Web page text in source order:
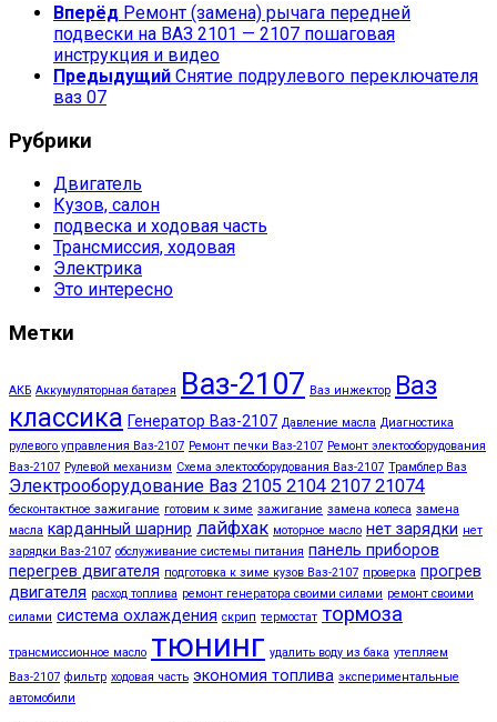
Вперёд Ремонт (замена) рычага передней
подвески на ВАЗ 2101 — 2107 пошаговая
инструкция и видео
Предыдущий Снятие подрулевого переключателя
ваз 07
Рубрики
Двигатель
Кузов, салон
подвеска и ходовая часть
Трансмиссия, ходовая
Электрика
Это интересно
Метки
АКБ Аккумуляторная батарея Ваз-2107 Ваз инжектор Ваз
классика Генератор Ваз-2107 Давление масла Диагностика
рулевого управления Ваз-2107 Ремонт печки Ваз-2107 Ремонт электооборудования
Ваз-2107 Рулевой механизм Схема электооборудования Ваз-2107 Трамблер Ваз
Электрооборудование Ваз 2105 2104 2107 21074
бесконтактное зажигание готовим к зиме зажигание замена колеса замена
масла карданный шарнир лайфхак моторное масло нет зарядки нет
зарядки Ваз-2107 обслуживание системы питания панель приборов
перегрев двигателя подготовка к зиме кузов Ваз-2107 проверка прогрев
двигателя расход топлива ремонт генератора своими силами ремонт своими
силами система охлаждения скрип термостат тормоза
трансмиссионное масло тюнинг удалить воду из бака утепляем
Ваз-2107 фильтр ходовая часть экономия топлива экспериментальные
автомобили